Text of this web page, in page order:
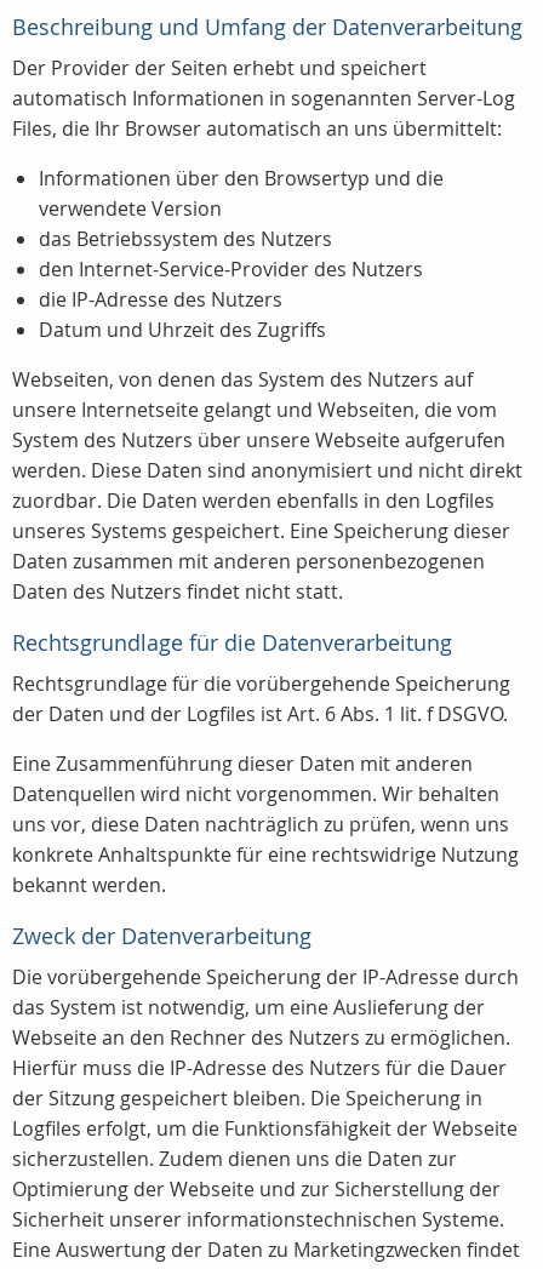
Beschreibung und Umfang der Datenverarbeitung
Der Provider der Seiten erhebt und speichert
automatisch Informationen in sogenannten Server-Log
Files, die Ihr Browser automatisch an uns übermittelt:
Informationen über den Browsertyp und die
verwendete Version
das Betriebssystem des Nutzers
den Internet-Service-Provider des Nutzers
die IP-Adresse des Nutzers
Datum und Uhrzeit des Zugriffs
Webseiten, von denen das System des Nutzers auf
unsere Internetseite gelangt und Webseiten, die vom
System des Nutzers über unsere Webseite aufgerufen
werden. Diese Daten sind anonymisiert und nicht direkt
zuordbar. Die Daten werden ebenfalls in den Logfiles
unseres Systems gespeichert. Eine Speicherung dieser
Daten zusammen mit anderen personenbezogenen
Daten des Nutzers findet nicht statt.
Rechtsgrundlage für die Datenverarbeitung
Rechtsgrundlage für die vorübergehende Speicherung
der Daten und der Logfiles ist Art. 6 Abs. 1 lit. f DSGVO.
Eine Zusammenführung dieser Daten mit anderen
Datenquellen wird nicht vorgenommen. Wir behalten
uns vor, diese Daten nachträglich zu prüfen, wenn uns
konkrete Anhaltspunkte für eine rechtswidrige Nutzung
bekannt werden.
Zweck der Datenverarbeitung
Die vorübergehende Speicherung der IP-Adresse durch
das System ist notwendig, um eine Auslieferung der
Webseite an den Rechner des Nutzers zu ermöglichen.
Hierfür muss die IP-Adresse des Nutzers für die Dauer
der Sitzung gespeichert bleiben. Die Speicherung in
Logfiles erfolgt, um die Funktionsfähigkeit der Webseite
sicherzustellen. Zudem dienen uns die Daten zur
Optimierung der Webseite und zur Sicherstellung der
Sicherheit unserer informationstechnischen Systeme.
Eine Auswertung der Daten zu Marketingzwecken findet